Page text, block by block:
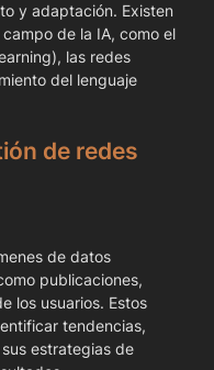
y adaptación. Existen
de la IA, como el
las redes
del lenguaje
de redes
de datos
publicaciones,
los usuarios. Estos
tendencias,
estrategias de